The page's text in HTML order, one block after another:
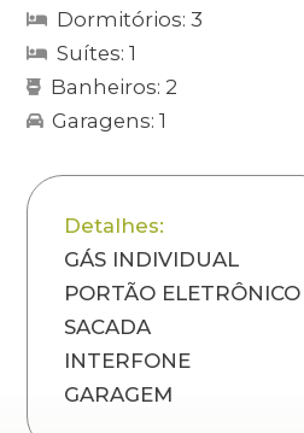
Dormitórios: 3
Suítes: 1
Banheiros: 2
Garagens: 1
Detalhes:
GÁS INDIVIDUAL
PORTÃO ELETRÔNICO
SACADA
INTERFONE
GARAGEM